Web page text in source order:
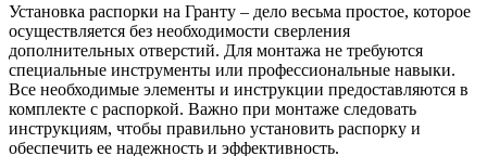
Установка распорки на Гранту – дело весьма простое, которое
осуществляется без необходимости сверления
дополнительных отверстий. Для монтажа не требуются
специальные инструменты или профессиональные навыки.
Все необходимые элементы и инструкции предоставляются в
комплекте с распоркой. Важно при монтаже следовать
инструкциям, чтобы правильно установить распорку и
обеспечить ее надежность и эффективность.